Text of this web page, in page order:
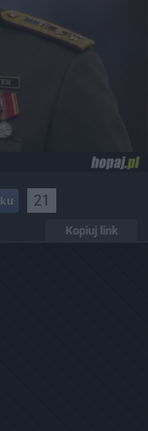
21
Kopiuj link